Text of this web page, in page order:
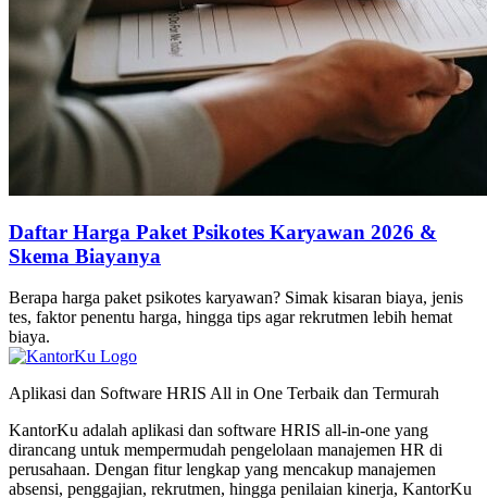
Daftar Harga Paket Psikotes Karyawan 2026 &
Skema Biayanya
Berapa harga paket psikotes karyawan? Simak kisaran biaya, jenis
tes, faktor penentu harga, hingga tips agar rekrutmen lebih hemat
biaya.
Aplikasi dan Software HRIS All in One Terbaik dan Termurah
KantorKu adalah aplikasi dan software HRIS all-in-one yang
dirancang untuk mempermudah pengelolaan manajemen HR di
perusahaan. Dengan fitur lengkap yang mencakup manajemen
absensi, penggajian, rekrutmen, hingga penilaian kinerja, KantorKu